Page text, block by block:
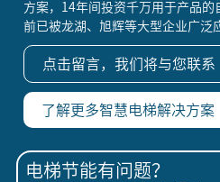
方案，14年间投资千万用于产品的
前已被龙湖、旭辉等大型企业广泛
点击留言，我们将与您联系
了解更多智慧电梯解决方案
电梯节能有问题？